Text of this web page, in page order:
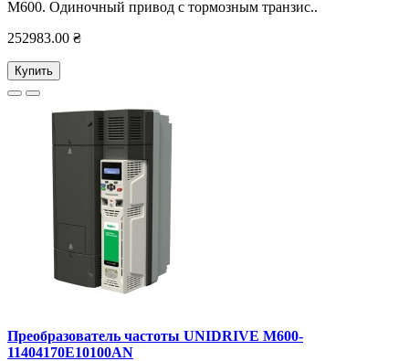
M600. Одиночный привод с тормозным транзис..
252983.00 ₴
Купить
Преобразователь частоты UNIDRIVE M600-
11404170E10100AN